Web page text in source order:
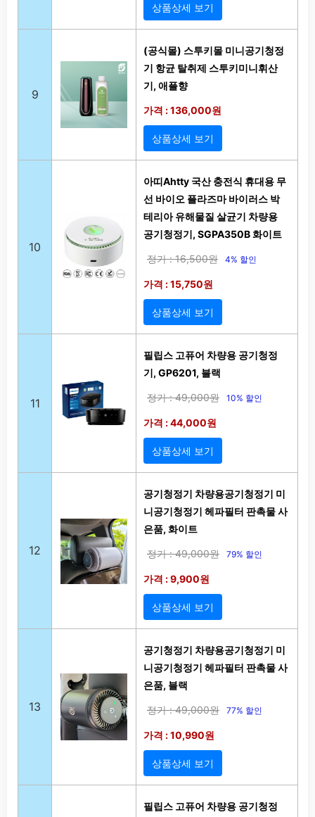
상품상세 보기
9
(공식몰) 스투키몰 미니공기청정
기 항균 탈취제 스투키미니휘산
기, 애플향
가격 : 136,000원
상품상세 보기
10
아띠Ahtty 국산 충전식 휴대용 무
선 바이오 플라즈마 바이러스 박
테리아 유해물질 살균기 차량용
공기청정기, SGPA350B 화이트
정가 : 16,500원 4% 할인
가격 : 15,750원
상품상세 보기
11
필립스 고퓨어 차량용 공기청정
기, GP6201, 블랙
정가 : 49,000원 10% 할인
가격 : 44,000원
상품상세 보기
12
공기청정기 차량용공기청정기 미
니공기청정기 헤파필터 판촉물 사
은품, 화이트
정가 : 49,000원 79% 할인
가격 : 9,900원
상품상세 보기
13
공기청정기 차량용공기청정기 미
니공기청정기 헤파필터 판촉물 사
은품, 블랙
정가 : 49,000원 77% 할인
가격 : 10,990원
상품상세 보기
필립스 고퓨어 차량용 공기청정